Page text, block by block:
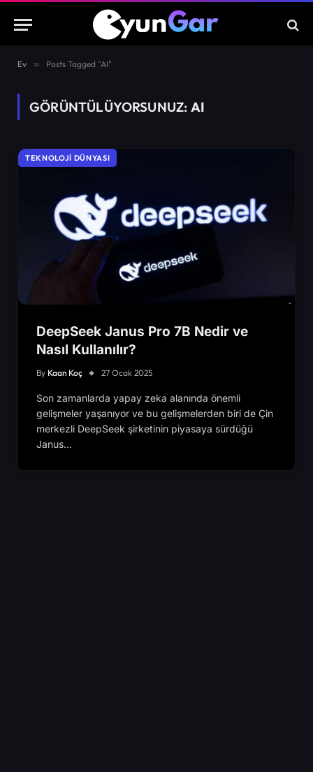
Ev » Posts Tagged "AI"
GÖRÜNTÜLÜYORSUNUZ: AI
TEKNOLOJI DÜNYASI
DeepSeek Janus Pro 7B Nedir ve
Nasıl Kullanılır?
By Kaan Koç 27 Ocak 2025
Son zamanlarda yapay zeka alanında önemli
gelişmeler yaşanıyor ve bu gelişmelerden biri de Çin
merkezli DeepSeek şirketinin piyasaya sürdüğü
Janus…